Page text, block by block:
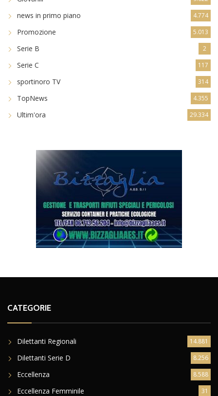
news in primo piano 4.774
Promozione 5.013
Serie B 2
Serie C 117
sportinoro TV 314
TopNews 4.355
Ultim'ora 29.334
CATEGORIE
Dilettanti Regionali 14.881
Dilettanti Serie D 8.256
Eccellenza 8.588
Eccellenza Femminile 31